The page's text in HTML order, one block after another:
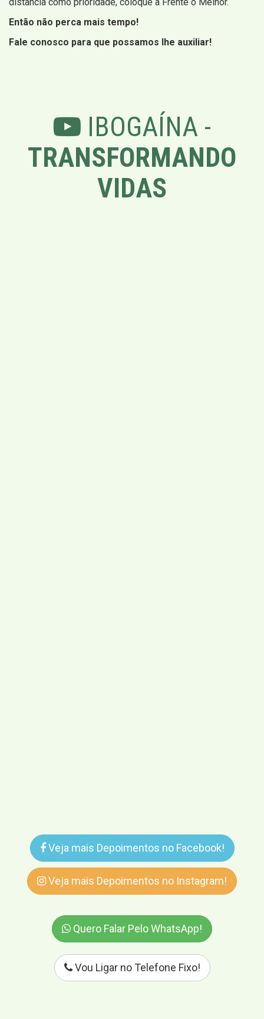
distancia como prioridade, coloque a Frente o Melhor.
Então não perca mais tempo!
Fale conosco para que possamos lhe auxiliar!
IBOGAÍNA -
TRANSFORMANDO
VIDAS
Veja mais Depoimentos no Facebook!
Veja mais Depoimentos no Instagram!
Quero Falar Pelo WhatsApp!
Vou Ligar no Telefone Fixo!